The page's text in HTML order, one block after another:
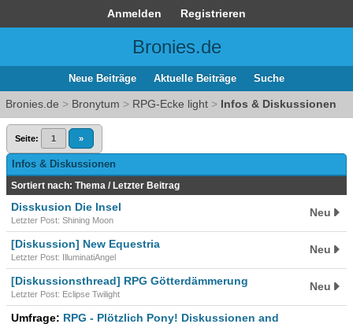
Anmelden Registrieren
Bronies.de
Neue Beiträge Aktuelle Beiträge Suche
Bronies.de > Bronytum > RPG-Ecke light > Infos & Diskussionen
Seite: 1 »
Infos & Diskussionen
Sortiert nach: Thema / Letzter Beitrag
Disskusion Die Insel
Letzter Post: Shining Moon
Neu
[Diskussion] New Equestria
Letzter Post: IlluminatiAngel
Neu
[Diskussionsthread] RPG Götterdämmerung
Letzter Post: Eclipse Twilight
Neu
Umfrage: RPG - Plötzlich Pony! Diskussionen and